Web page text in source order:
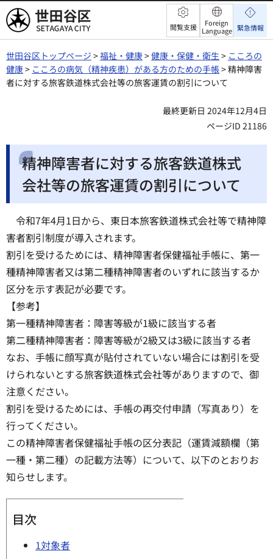
世田谷区 閲覧支援
Foreign
Language 緊急情報
世田谷区トップページ >福祉・健康>健康・保健・衛生 > こころの
健康> こころの病気（精神疾患）がある方のための手帳> 精神障害
者に対する旅客鉄道株式会社等の旅客運賃の割引について
最終更新日 2024年12月4日
ページID 21186
精神障害者に対する旅客鉄道株式
会社等の旅客運賃の割引について
令和7年4月1日から、東日本旅客鉄道株式会社等で精神障
害者割引制度が導入されます。
割引を受けるためには、精神障害者保健福祉手帳に、第一
種精神障害者又は第二種精神障害者のいずれに該当するか
区分を示す表記が必要です。
【参考】
第一種精神障害者：障害等級が1級に該当する者
第二種精神障害者：障害等級が2級又は3級に該当する者
なお、手帳に顔写真が貼付されていない場合には割引を受
けられないとする旅客鉄道株式会社等がありますので、御
注意ください。
割引を受けるためには、手帳の再交付申請（写真あり）を
行ってください。
この精神障害者保健福祉手帳の区分表記（運賃減額欄（第
一種・第二種）の記載方法等）について、以下のとおりお
知らせします。
目次
1対象者